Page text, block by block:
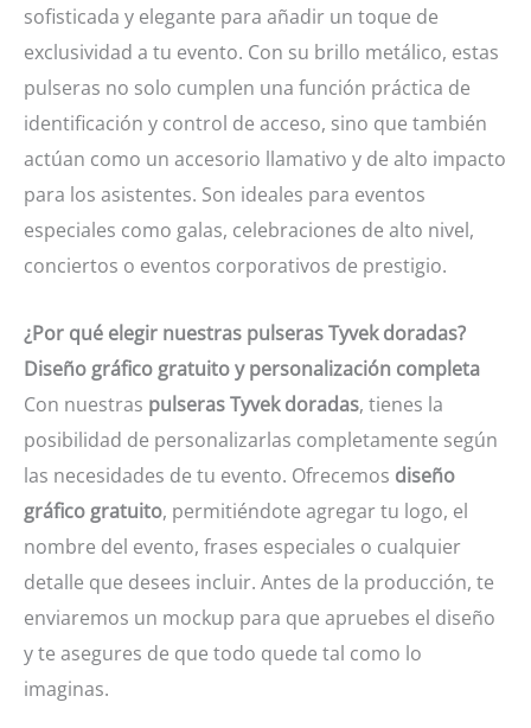
sofisticada y elegante para añadir un toque de
exclusividad a tu evento. Con su brillo metálico, estas
pulseras no solo cumplen una función práctica de
identificación y control de acceso, sino que también
actúan como un accesorio llamativo y de alto impacto
para los asistentes. Son ideales para eventos
especiales como galas, celebraciones de alto nivel,
conciertos o eventos corporativos de prestigio.
¿Por qué elegir nuestras pulseras Tyvek doradas?
Diseño gráfico gratuito y personalización completa
Con nuestras pulseras Tyvek doradas, tienes la
posibilidad de personalizarlas completamente según
las necesidades de tu evento. Ofrecemos diseño
gráfico gratuito, permitiéndote agregar tu logo, el
nombre del evento, frases especiales o cualquier
detalle que desees incluir. Antes de la producción, te
enviaremos un mockup para que apruebes el diseño
y te asegures de que todo quede tal como lo
imaginas.